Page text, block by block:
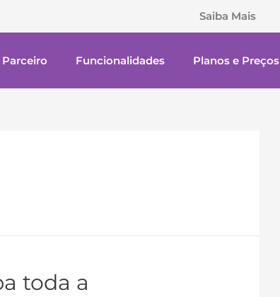
Saiba Mais
Parceiro Funcionalidades Planos e Preços
toda a